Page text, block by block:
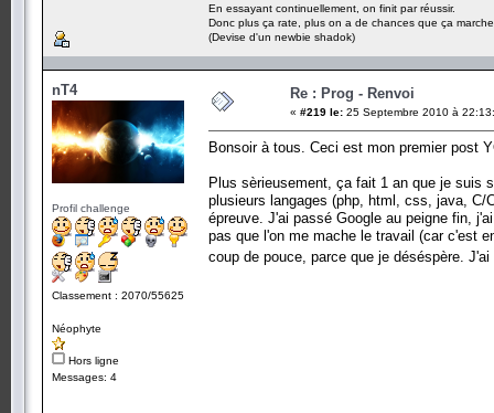
En essayant continuellement, on finit par réussir.
Donc plus ça rate, plus on a de chances que ça
(Devise d'un newbie shadok)
nT4
Profil challenge
Classement : 2070/55625
Néophyte
Hors ligne
Messages: 4
Re : Prog - Renvoi
« #219 le: 25 Septembre 2010 à
Bonsoir à tous. Ceci est mon premier post
Plus sèrieusement, ça fait 1 an que je suis
plusieurs langages (php, html, css, java,
épreuve. J'ai passé Google au peigne fin,
pas que l'on me mache le travail (car c'est
coup de pouce, parce que je déséspère.